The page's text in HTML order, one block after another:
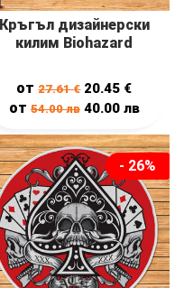
Кръгъл дизайнерски
килим Biohazard
от27.61€ 20.45 €
от 54.00лв 40.00 лв
- 26%